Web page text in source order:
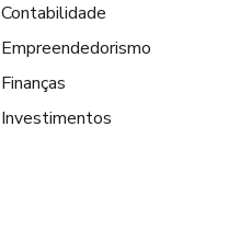
Contabilidade
Empreendedorismo
Finanças
Investimentos